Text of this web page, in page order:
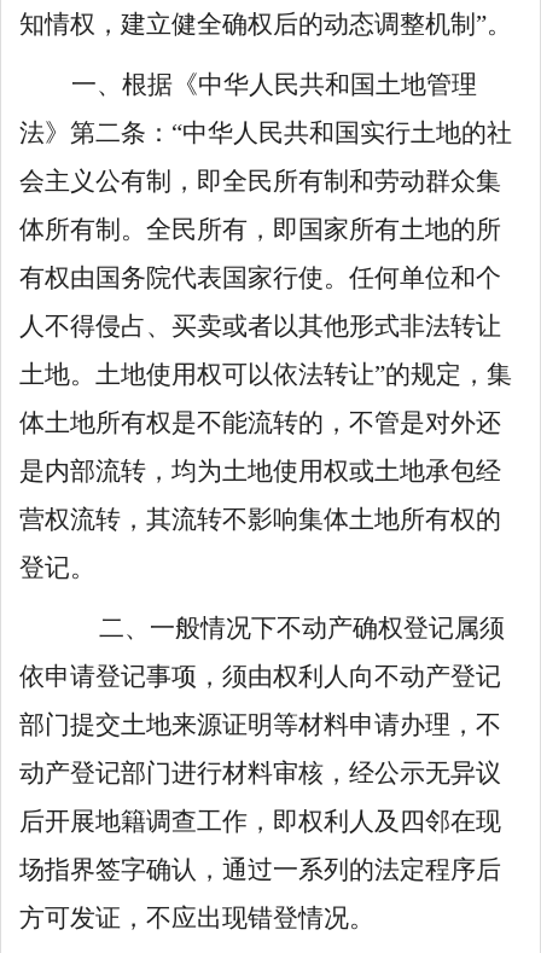
知情权，建立健全确权后的动态调整机制 ”。
一、 根据《中华人民共和国土地管理
法》第二条： “中华人民共和国实行土地的社
会主义公有制，即全民所有制和劳动群众集
体所有制。全民所有，即 国家所有土地的所
有权由国务院代表国家行使。任何单位和个
人不得侵占、买卖或者以其他形式非法转让
土地。土地使用权可以依法转让”的规定，集
体土地所有权是不能流转的，不管是对外还
是内部流转，均为土地使用权或土地承包经
营权流转，其流转不影响集体土地所有权的
登记。
二、 一般情况下不动产确权登记属须
依申请登记事项，须由权利人向不动产登记
部门提交土地来源证明等材料申请办理，不
动产登记部门进行材料审核，经公示无异议
后开展地籍调查工作，即权利人及四邻在现
场指界签字确认，通过一系列的法定程序后
方可发证，不应出现错登情况。